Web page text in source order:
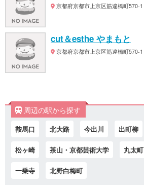
京都府京都市上京区筋違橋町570-1
cut＆esthe やまもと
京都府京都市上京区筋違橋町570-1
周辺の駅から探す
鞍馬口 北大路 今出川 出町柳
松ヶ崎 茶山・京都芸術大学 丸太町
一乗寺 北野白梅町